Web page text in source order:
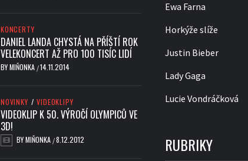
KONCERTY
DANIEL LANDA CHYSTÁ NA PŘÍŠTÍ ROK
VELEKONCERT AŽ PRO 100 TISÍC LIDÍ
BYMIŇONKA /14.11.2014
NOVINKY / VIDEOKLIPY
VIDEOKLIP K 50. VÝROČÍ OLYMPICŮ VE
3D!
BYMIŇONKA /8.12.2012
Ewa Farna
Horkýže slíže
Justin Bieber
Lady Gaga
Lucie Vondráčková
RUBRIKY